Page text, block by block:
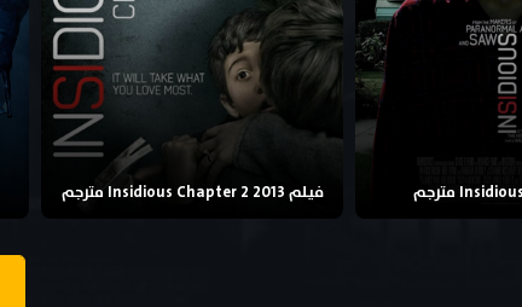
فيلم Insidious Chapter 2 2013 مترجم